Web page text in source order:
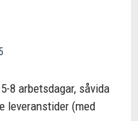
8 arbetsdagar, såvida
leveranstider (med